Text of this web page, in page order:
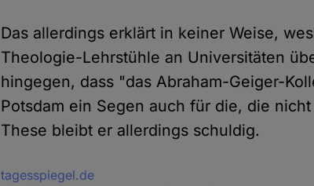
Das allerdings erklärt in keiner Weise,
Theologie-Lehrstühle an Universitäten
hingegen, dass "das Abraham-Geiger-
Potsdam ein Segen auch für die, die
These bleibt er allerdings schuldig.
Quelle
tagesspiegel.de